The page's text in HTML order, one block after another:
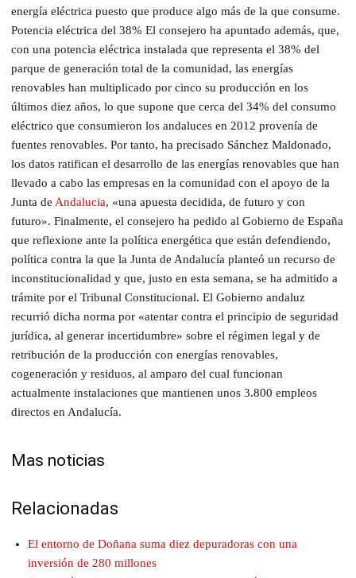
energía eléctrica puesto que produce algo más de la que consume.
Potencia eléctrica del 38% El consejero ha apuntado además, que,
con una potencia eléctrica instalada que representa el 38% del
parque de generación total de la comunidad, las energías
renovables han multiplicado por cinco su producción en los
últimos diez años, lo que supone que cerca del 34% del consumo
eléctrico que consumieron los andaluces en 2012 provenía de
fuentes renovables. Por tanto, ha precisado Sánchez Maldonado,
los datos ratifican el desarrollo de las energías renovables que han
llevado a cabo las empresas en la comunidad con el apoyo de la
Junta de Andalucia, «una apuesta decidida, de futuro y con
futuro». Finalmente, el consejero ha pedido al Gobierno de España
que reflexione ante la política energética que están defendiendo,
política contra la que la Junta de Andalucía planteó un recurso de
inconstitucionalidad y que, justo en esta semana, se ha admitido a
trámite por el Tribunal Constitucional. El Gobierno andaluz
recurrió dicha norma por «atentar contra el principio de seguridad
jurídica, al generar incertidumbre» sobre el régimen legal y de
retribución de la producción con energías renovables,
cogeneración y residuos, al amparo del cual funcionan
actualmente instalaciones que mantienen unos 3.800 empleos
directos en Andalucía.
Mas noticias
Relacionadas
El entorno de Doñana suma diez depuradoras con una
inversión de 280 millones